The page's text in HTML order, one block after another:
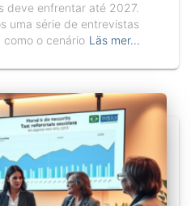
deve enfrentar até 2027.
uma série de entrevistas
como o cenário Läs mer…